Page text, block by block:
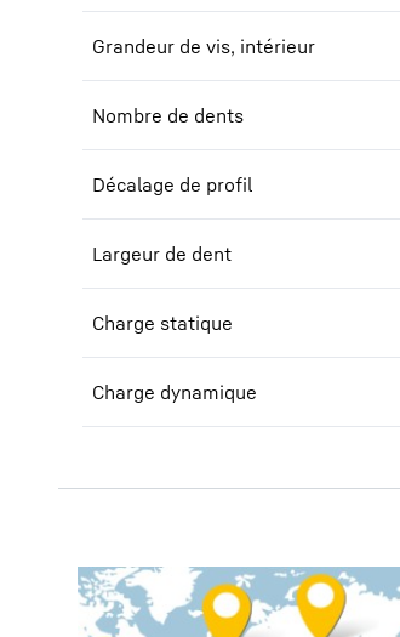
Grandeur de vis, intérieur
Nombre de dents
Décalage de profil
Largeur de dent
Charge statique
Charge dynamique